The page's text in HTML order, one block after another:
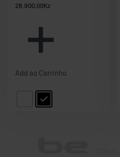
28.900,00Kz
Add ao Carrinho